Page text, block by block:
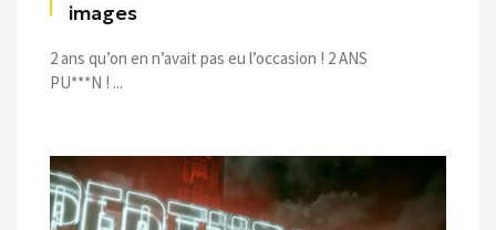
images
2 ans qu’on en n’avait pas eu l’occasion ! 2 ANS
PU***N ! ...